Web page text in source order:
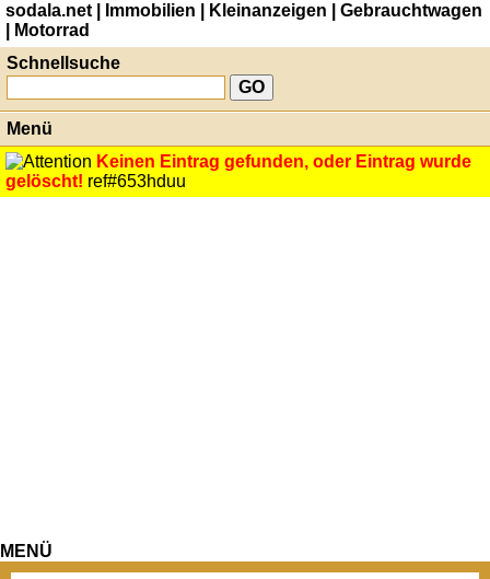
sodala.net | Immobilien | Kleinanzeigen
| Gebrauchtwagen
| Motorrad
Schnellsuche
Menü
Keinen Eintrag gefunden, oder Eintrag wurde
gelöscht! ref#653hduu
MENÜ